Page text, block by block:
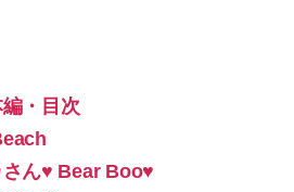
編・目次
ん♥ Bear Boo♥